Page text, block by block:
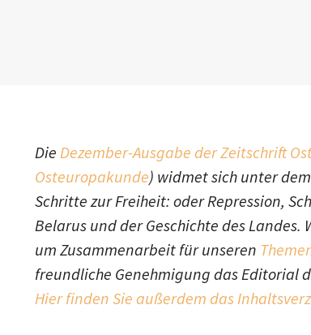
Die Dezember-Ausgabe der Zeitschrift
Osteuropakunde) widmet sich unter
Schritte zur Freiheit: oder Repression,
Belarus und der Geschichte des
um Zusammenarbeit für unseren
freundliche Genehmigung das Editorial
Hier finden Sie außerdem das